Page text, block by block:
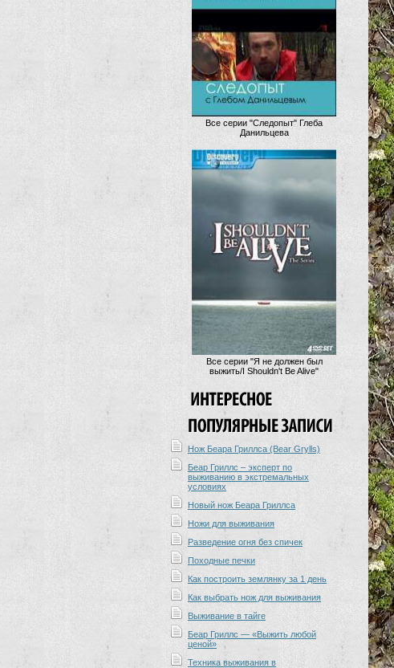
Все серии "Следопыт" Глеба
Данильцева
Все серии "Я не должен был
выжить/I Shouldn't Be Alive"
Нож Беара Гриллса (Bear Grylls)
Беар Гриллс – эксперт по
выживанию в экстремальных
условиях
Новый нож Беара Гриллса
Ножи для выживания
Разведение огня без спичек
Походные печки
Как построить землянку за 1 день
Как выбрать нож для выживания
Выживание в тайге
Беар Гриллс — «Выжить любой
ценой»
Техника выживания в